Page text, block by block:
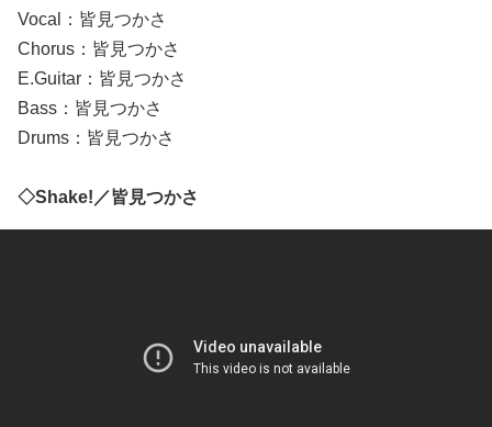
Vocal：皆見つかさ
Chorus：皆見つかさ
E.Guitar：皆見つかさ
Bass：皆見つかさ
Drums：皆見つかさ
◇Shake!／皆見つかさ